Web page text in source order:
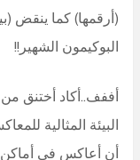
(أرقمها) كما
البوكيمون الشهير!!
أففف..أكاد أختنق
البيئة المثالية
أن أعاكس في